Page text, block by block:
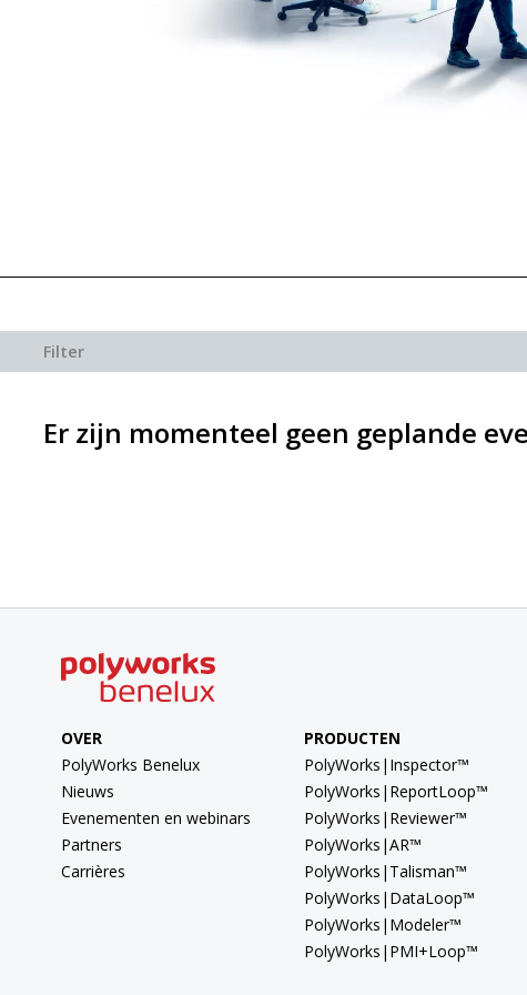
Filter
Er zijn momenteel geen geplande
OVER
PolyWorks Benelux
Nieuws
Evenementen en webinars
Partners
Carrières
PRODUCTEN
PolyWorks|Inspector™
PolyWorks|ReportLoop™
PolyWorks|Reviewer™
PolyWorks|AR™
PolyWorks|Talisman™
PolyWorks|DataLoop™
PolyWorks|Modeler™
PolyWorks|PMI+Loop™